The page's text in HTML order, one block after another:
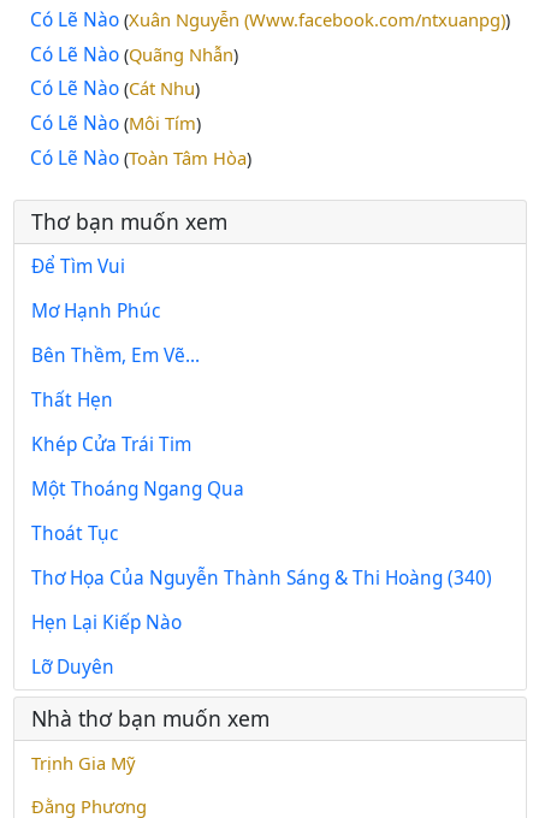
Có Lẽ Nào(Xuân Nguyễn (Www.facebook.com/ntxuanpg))
Có Lẽ Nào(Quãng Nhẫn)
Có Lẽ Nào(Cát Nhu)
Có Lẽ Nào(Môi Tím)
Có Lẽ Nào(Toàn Tâm Hòa)
Thơ bạn muốn xem
Để Tìm Vui
Mơ Hạnh Phúc
Bên Thềm, Em Vẽ...
Thất Hẹn
Khép Cửa Trái Tim
Một Thoáng Ngang Qua
Thoát Tục
Thơ Họa Của Nguyễn Thành Sáng & Thi Hoàng (340)
Hẹn Lại Kiếp Nào
Lỡ Duyên
Nhà thơ bạn muốn xem
Trịnh Gia Mỹ
Đằng Phương